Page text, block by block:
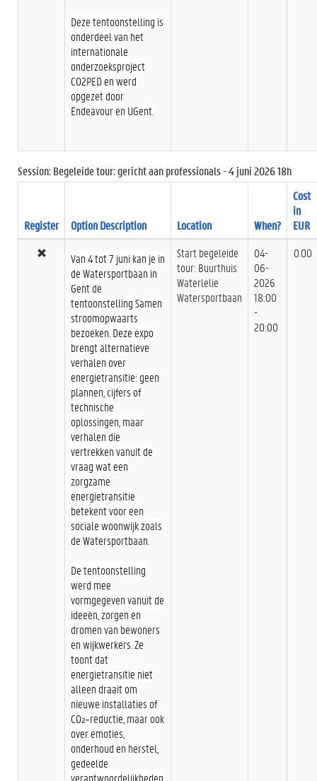
Deze tentoonstelling is
onderdeel van het
internationale
onderzoeksproject
CO2PED en werd
opgezet door
Endeavour en UGent.
Session: Begeleide tour: gericht aan professionals - 4 juni 2026 18h
Register Option Description Location When?
Cost
in
EUR
Van 4 tot 7 juni kan je in
de Watersportbaan in
Gent de
tentoonstelling Samen
stroomopwaarts
bezoeken. Deze expo
brengt alternatieve
verhalen over
energietransitie: geen
plannen, cijfers of
technische
oplossingen, maar
verhalen die
vertrekken vanuit de
vraag wat een
zorgzame
energietransitie
betekent voor een
sociale woonwijk zoals
de Watersportbaan.
De tentoonstelling
werd mee
vormgegeven vanuit de
ideeën, zorgen en
dromen van bewoners
en wijkwerkers. Ze
toont dat
energietransitie niet
alleen draait om
nieuwe installaties of
CO₂‑reductie, maar ook
over emoties,
onderhoud en herstel,
gedeelde
verantwoordelijkheden,
Start begeleide
tour: Buurthuis
Waterlelie
Watersportbaan
04-
06-
2026
18:00
-
20:00
0.00